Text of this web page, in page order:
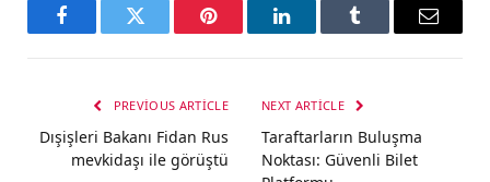
FacebookTwitter Pinterest LinkedInTumblr Email
PREVIOUS ARTICLE
Dışişleri Bakanı Fidan Rus
mevkidaşı ile görüştü
NEXT ARTICLE
Taraftarların Buluşma
Noktası: Güvenli Bilet